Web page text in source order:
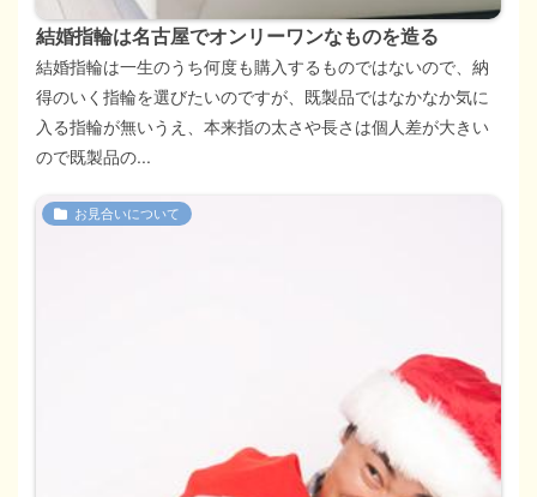
結婚指輪は名古屋でオンリーワンなものを造る
結婚指輪は一生のうち何度も購入するものではないので、納
得のいく指輪を選びたいのですが、既製品ではなかなか気に
入る指輪が無いうえ、本来指の太さや長さは個人差が大きい
ので既製品の...
お見合いについて